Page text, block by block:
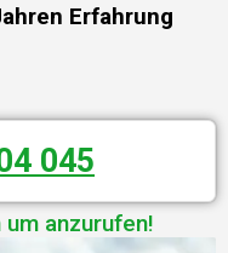
Erfahrung
045
anzurufen!